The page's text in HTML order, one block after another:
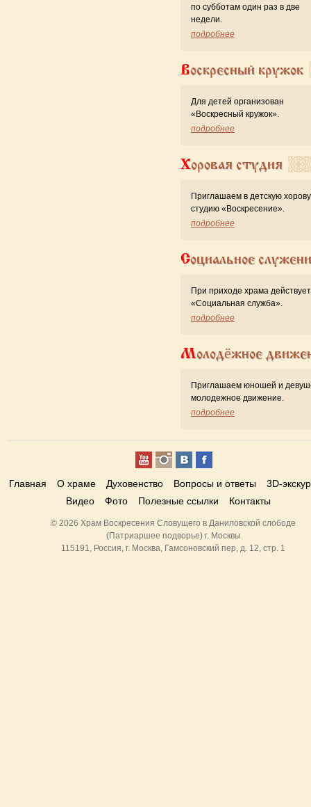
по субботам один раз в две
недели.
подробнее
Воскресный кружок
Для детей организован
«Воскресный кружок».
подробнее
Хоровая студия
Приглашаем в детскую
студию «Воскресение».
подробнее
Социальное
При приходе храма действует
«Cоциальная служба».
подробнее
Молодёжное
Приглашаем юношей и
молодежное движение.
подробнее
Главная О храме Духовенство Вопросы и ответы
3D-
Видео
Фото Полезные ссылки Контакты
© 2026 Храм Воскресения Словущего в Даниловской слободе
(Патриаршее подворье) г. Москвы
115191, Россия, г. Москва, Гамсоновский пер, д. 12, стр. 1